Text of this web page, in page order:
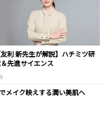
友利 新先生が解説】ハチミツ研
先進サイエンス
メイク映えする潤い美肌へ